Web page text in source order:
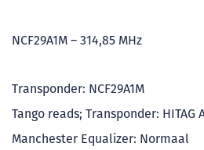
NCF29A1M – 314,85 MHz
Transponder: NCF29A1M
Tango reads; Transponder: HITAG
Manchester Equalizer: Normaal